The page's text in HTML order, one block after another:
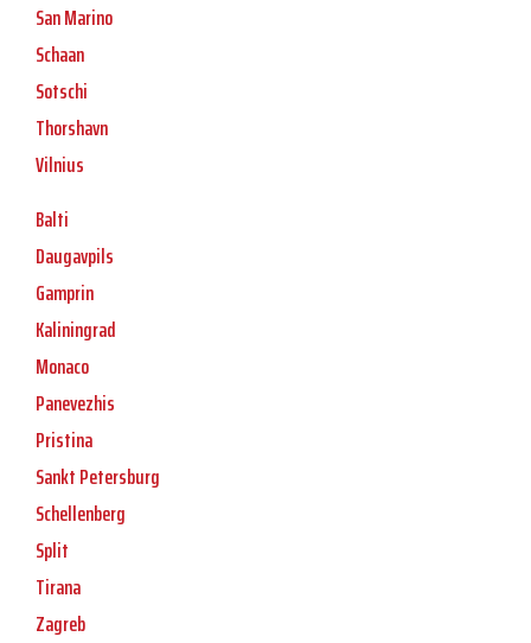
San Marino
Schaan
Sotschi
Thorshavn
Vilnius
Balti
Daugavpils
Gamprin
Kaliningrad
Monaco
Panevezhis
Pristina
Sankt Petersburg
Schellenberg
Split
Tirana
Zagreb